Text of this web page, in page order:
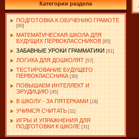
Категории раздела
ПОДГОТОВКА К ОБУЧЕНИЮ ГРАМОТЕ
[60]
МАТЕМАТИЧЕСКАЯ ШКОЛА ДЛЯ
БУДУЩИХ ПЕРВОКЛАССНИКОВ [65]
ЗАБАВНЫЕ УРОКИ ГРАММАТИКИ [61]
ЛОГИКА ДЛЯ ДОШКОЛЯТ [57]
ТЕСТИРОВАНИЕ БУДУЩЕГО
ПЕРВОКЛАССНИКА [30]
ПОВЫШАЕМ ИНТЕЛЛЕКТ И
ЭРУДИЦИЮ [45]
В ШКОЛУ - ЗА ПЯТЕРКАМИ [18]
УЧИМСЯ СЧИТАТЬ [11]
ИГРЫ И УПРАЖНЕНИЯ ДЛЯ
ПОДГОТОВКИ К ШКОЛЕ [31]